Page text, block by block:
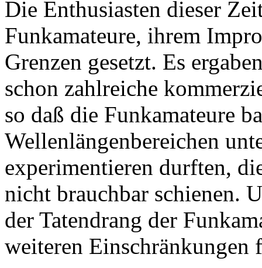
Die Enthusiasten dieser
Funkamateure, ihrem
Grenzen gesetzt. Es
schon zahlreiche
so daß die Funkamateure
Wellenlängenbereichen
experimentieren durften,
nicht brauchbar schienen.
der Tatendrang der
weiteren Einschränkungen